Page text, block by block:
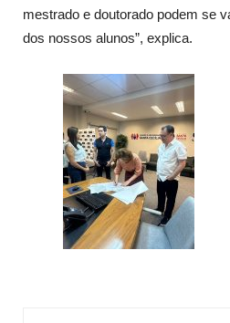
mestrado e doutorado podem se
dos nossos alunos”, explica.